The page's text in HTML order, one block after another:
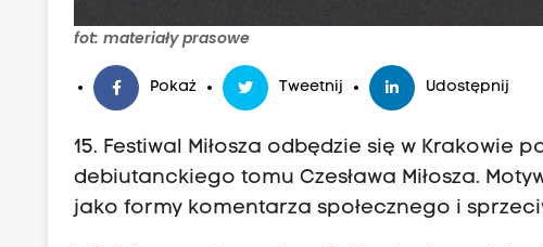
fot: materiały prasowe
Pokaż Tweetnij Udostępnij
15. Festiwal Miłosza odbędzie się w Krakowie
debiutanckiego tomu Czesława Miłosza.
jako formy komentarza społecznego i